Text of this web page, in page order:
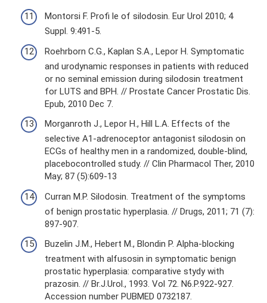
Montorsi F. Profi le of silodosin. Eur Urol 2010; 4
Suppl. 9:491-5.
Roehrborn C.G., Kaplan S.A., Lepor H. Symptomatic
and urodynamic responses in patients with reduced
or no seminal emission during silodosin treatment
for LUTS and BPH. // Prostate Cancer Prostatic Dis.
Epub, 2010 Dec 7.
Morganroth J., Lepor H., Hill L.A. Effects of the
selective A1-adrenoceptor antagonist silodosin on
ECGs of healthy men in a randomized, double-blind,
placebocontrolled study. // Clin Pharmacol Ther, 2010
May; 87 (5):609-13
Curran M.P. Silodosin. Treatment of the symptoms
of benign prostatic hyperplasia. // Drugs, 2011; 71 (7):
897-907.
Buzelin J.M., Hebert M., Blondin P. Alpha-blocking
treatment with alfusosin in symptomatic benign
prostatic hyperplasia: comparative stydy with
prazosin. // Br.J.Urol., 1993. Vol 72. N6.P.922-927.
Accession number PUBMED 0732187.